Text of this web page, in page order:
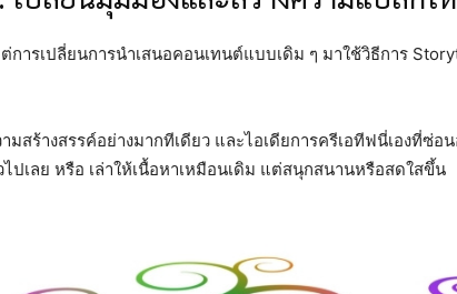
ารเปลี่ยนการนำเสนอคอนเทนต์แบบเดิม ๆ มาใช้วิธีการ
มสร้างสรรค์อย่างมากทีเดียว และไอเดียการครีเอทีฟนี่เองที่ซ่อ
เลย หรือ เล่าให้เนื้อหาเหมือนเดิม แต่สนุกสนานหรือสดใสขึ้น